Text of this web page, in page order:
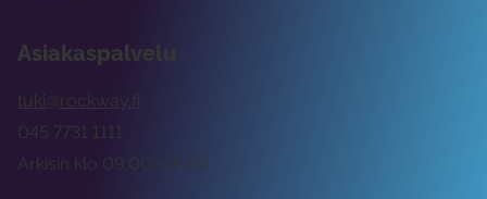
Asiakaspalvelu
tuki@rockway.fi
Arkisin klo 09:00 -15:00
045 7731 1111